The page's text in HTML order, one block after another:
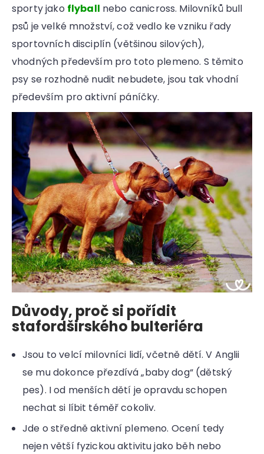
sporty jako flyball nebo canicross. Milovníků bull
psů je velké množství, což vedlo ke vzniku řady
sportovních disciplín (většinou silových),
vhodných především pro toto plemeno. S těmito
psy se rozhodně nudit nebudete, jsou tak vhodní
především pro aktivní páníčky.
Důvody, proč si pořídit
stafordširského bulteriéra
Jsou to velcí milovníci lidí, včetně dětí. V Anglii
se mu dokonce přezdívá „baby dog“ (dětský
pes). I od menších dětí je opravdu schopen
nechat si líbit téměř cokoliv.
Jde o středně aktivní plemeno. Ocení tedy
nejen větší fyzickou aktivitu jako běh nebo